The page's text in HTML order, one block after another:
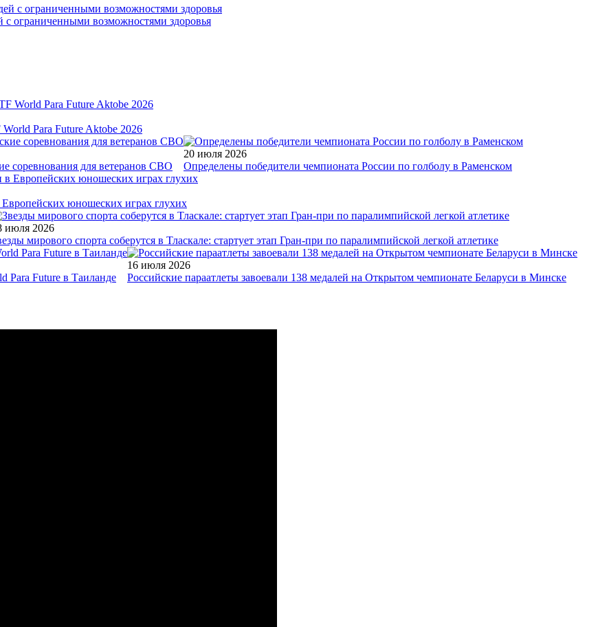
с ограниченными возможностями здоровья
Para Future Aktobe 2026
соревнования для ветеранов СВО
20 июля 2026
Определены победители чемпионата России по голболу в Раменском
Европейских юношеских играх глухих
июля 2026
мирового спорта соберутся в Тласкале: стартует этап Гран-при по паралимпийской легкой атлетике
Para Future в Таиланде
16 июля 2026
Российские параатлеты завоевали 138 медалей на Открытом чемпионате Беларуси в Минске